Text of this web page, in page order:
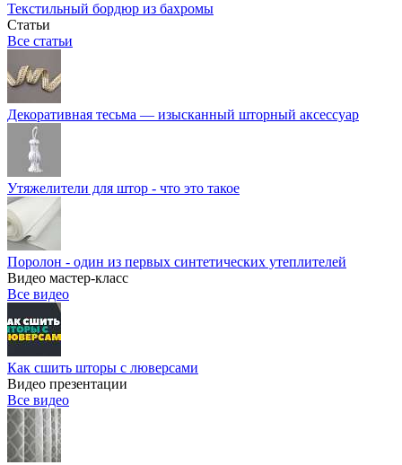
Текстильный бордюр из бахромы
Статьи
Все статьи
Декоративная тесьма — изысканный шторный аксессуар
Утяжелители для штор - что это такое
Поролон - один из первых синтетических утеплителей
Видео мастер-класс
Все видео
Как сшить шторы с люверсами
Видео презентации
Все видео